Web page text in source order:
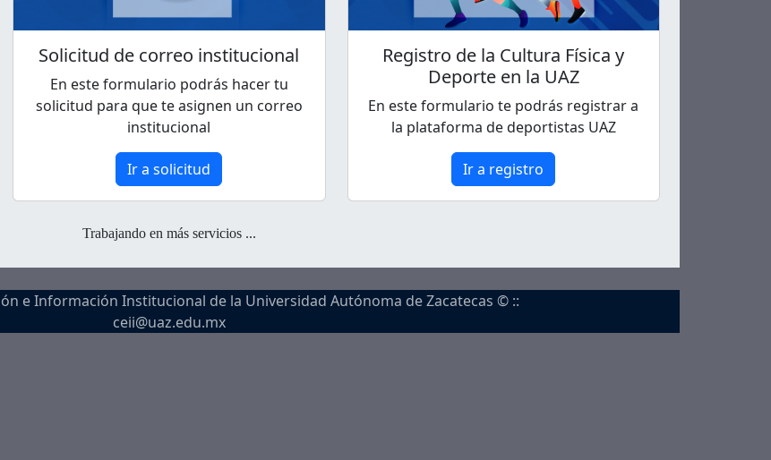
Solicitud de correo institucional
En este formulario podrás hacer tu
solicitud para que te asignen un correo
institucional
Ir a solicitud
Registro de la Cultura Física y
Deporte en la UAZ
En este formulario te podrás registrar a
la plataforma de deportistas UAZ
Ir a registro
Trabajando en más servicios ...
e Información Institucional de la Universidad Autónoma de Zacatecas © ::
ceii@uaz.edu.mx